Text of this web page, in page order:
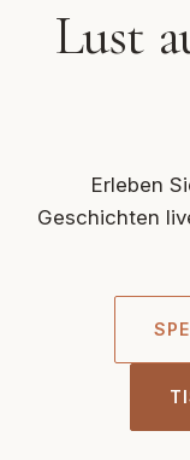
Lust
Erleben
Geschichten